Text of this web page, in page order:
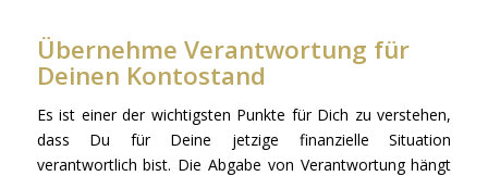
Übernehme Verantwortung für
Deinen Kontostand
Es ist einer der wichtigsten Punkte für Dich zu verstehen,
dass Du für Deine jetzige finanzielle Situation
verantwortlich bist. Die Abgabe von Verantwortung hängt